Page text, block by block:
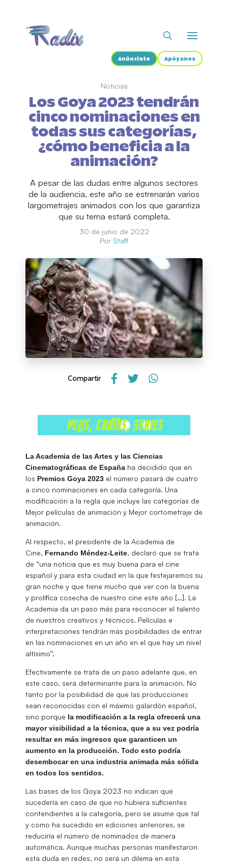
Anúnciate Apóyanos
Noticias
Los Goya 2023 tendrán
cinco nominaciones en
todas sus categorías,
¿cómo beneficia a la
animación?
A pesar de las dudas entre algunos sectores
de la audiencia, este año se estrenarán varios
largometrajes animados con los que garantiza
que su terna estará completa.
30 de junio de 2022
Por Staff
Compartir
La Academia de las Artes y las Ciencias
Cinematográficas de España ha decidido que en
los Premios Goya 2023 el número pasará de cuatro
a cinco nominaciones en cada categoría. Una
modificación a la regla que incluye las categorías de
Mejor películas de animación y Mejor cortometraje de
animación.
Al respecto, el presidente de la Academia de
Cine, Fernando Méndez-Leite, declaró que se trata
de “una noticia que es muy buena para el cine
español y para esta ciudad en la que festejaremos su
gran noche y que tiene mucho que ver con la buena
y prolífica cosecha de nuestro cine este año […]. La
Academia da un paso más para reconocer el talento
de nuestros creativos y técnicos. Películas e
interpretaciones tendrán más posibilidades de entrar
en las nominaciones en un año en el que hay un nivel
altísimo”.
Efectivamente se trata de un paso adelante que, en
este caso, será determinante para la animación. No
tanto por la posibilidad de que las producciones
sean reconocidas con el máximo galardón español,
sino porque la modificación a la regla ofrecerá una
mayor visibilidad a la técnica, que a su vez podría
resultar en más ingresos que garanticen un
aumento en la producción. Todo esto podría
desembocar en una industria animada más sólida
en todos los sentidos.
Las bases de los Goya 2023 no indican qué
sucedería en caso de que no hubiera suficientes
contendientes a la categoría, pero se asume que tal
y como ha sucedido en ediciones anteriores, se
reduciría el número de nominados de manera
automática. Aunque muchas personas manifestaron
esta duda en redes, no será un dilema en esta